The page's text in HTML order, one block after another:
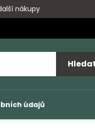
nákupy
údajů